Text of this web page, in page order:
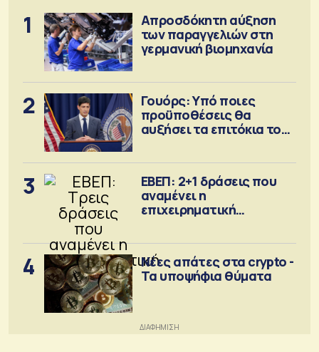
1
Απροσδόκητη αύξηση
των παραγγελιών στη
γερμανική βιομηχανία
2
Γουόρς: Υπό ποιες
προϋποθέσεις θα
αυξήσει τα επιτόκια τον
3
ΕΒΕΠ: 2+1 δράσεις που
αναμένει η
επιχειρηματική
4
Νέες απάτες στα crypto -
Τα υποψήφια θύματα